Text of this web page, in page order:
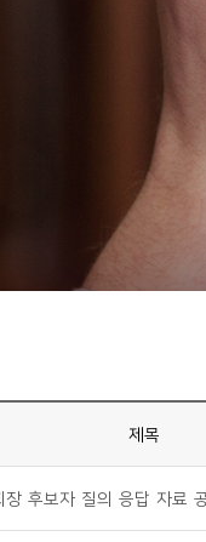
제목
후보자 질의 응답 자료